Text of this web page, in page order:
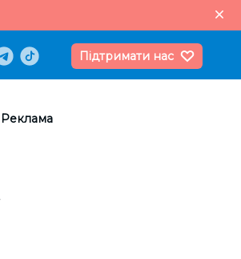
Підтримати нас
Реклама